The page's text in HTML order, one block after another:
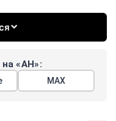
«АН»:
МАХ